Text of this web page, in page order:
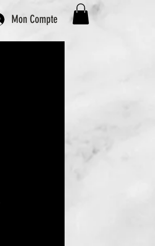
Mon Compte